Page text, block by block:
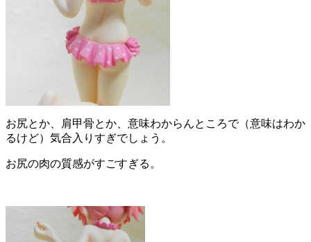
お尻とか、肩甲骨とか、意味わからんところで（意味はわか
るけど）気合入りすぎでしょう。
お尻の肉の質感がすごすぎる。